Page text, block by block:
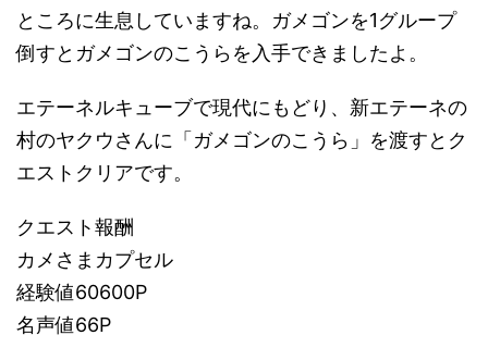
ところに生息していますね。ガメゴンを1グループ
倒すとガメゴンのこうらを入手できましたよ。
エテーネルキューブで現代にもどり、新エテーネの
村のヤクウさんに「ガメゴンのこうら」を渡すとク
エストクリアです。
クエスト報酬
カメさまカプセル
経験値60600P
名声値66P